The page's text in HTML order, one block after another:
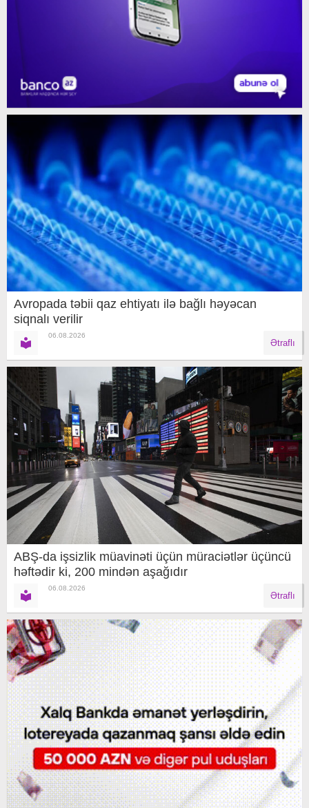
Avropada təbii qaz ehtiyatı ilə bağlı həyəcan
siqnalı verilir
06.08.2026
Ətraflı
ABŞ-da işsizlik müavinəti üçün müraciətlər üçüncü
həftədir ki, 200 mindən aşağıdır
06.08.2026
Ətraflı